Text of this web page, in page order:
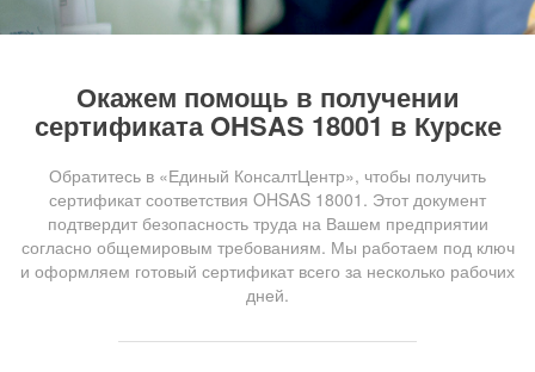
Окажем помощь в получении
сертификата OHSAS 18001 в Курске
Обратитесь в «Единый КонсалтЦентр», чтобы получить
сертификат соответствия OHSAS 18001. Этот документ
подтвердит безопасность труда на Вашем предприятии
согласно общемировым требованиям. Мы работаем под ключ
и оформляем готовый сертификат всего за несколько рабочих
дней.